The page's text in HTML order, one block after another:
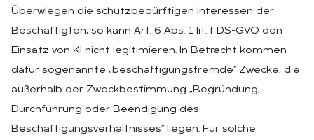
Überwiegen die schutzbedürftigen Interessen der
Beschäftigten, so kann Art. 6 Abs. 1 lit. f DS-GVO den
Einsatz von KI nicht legitimieren. In Betracht kommen
dafür sogenannte „beschäftigungsfremde“ Zwecke, die
außerhalb der Zweckbestimmung „Begründung,
Durchführung oder Beendigung des
Beschäftigungsverhältnisses“ liegen. Für solche